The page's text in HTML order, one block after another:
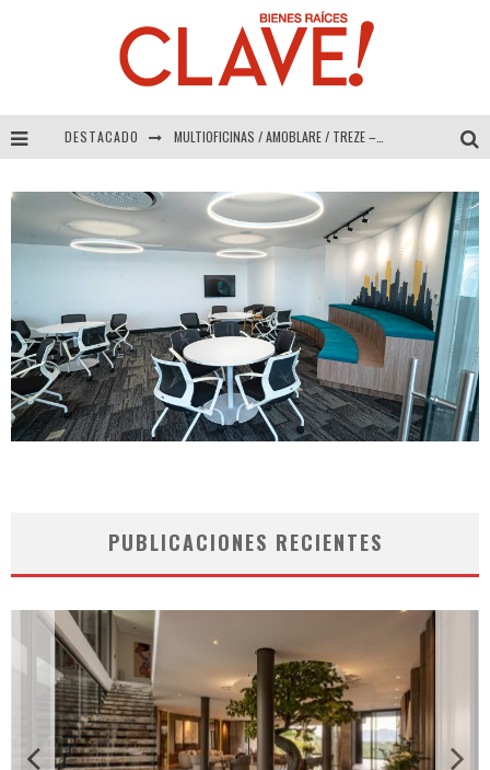
DESTACADO MULTIOFICINAS / AMOBLARE / TREZE – Especial Interiorismo & Decoración 2026
COLINEAL – Especial Interiorismo & Decoración 2026
ADRIANA HOYOS DESIGN STUDIO – Especial Interiorismo & Decoración 2026
PUBLICACIONES RECIENTES